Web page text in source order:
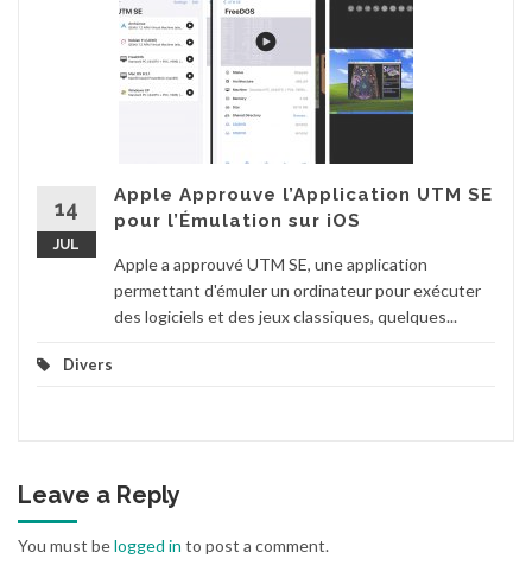
14
JUL
Apple Approuve l’Application UTM SE
pour l’Émulation sur iOS
Apple a approuvé UTM SE, une application
permettant d'émuler un ordinateur pour exécuter
des logiciels et des jeux classiques, quelques...
Divers
Leave a Reply
You must belogged in to post a comment.